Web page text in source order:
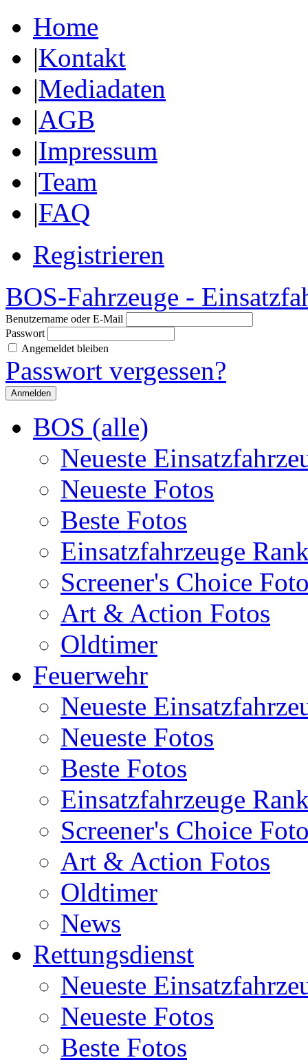
Home
|Kontakt
|Mediadaten
|AGB
|Impressum
|Team
|FAQ
Registrieren
BOS-Fahrzeuge -
Benutzername oder E-Mail
Passwort
Angemeldet bleiben
Passwort vergessen?
BOS (alle)
Neueste
Neueste Fotos
Beste Fotos
Einsatzfahrzeuge
Screener's Choice
Art & Action Fotos
Oldtimer
Feuerwehr
Neueste
Neueste Fotos
Beste Fotos
Einsatzfahrzeuge
Screener's Choice
Art & Action Fotos
Oldtimer
News
Rettungsdienst
Neueste
Neueste Fotos
Beste Fotos